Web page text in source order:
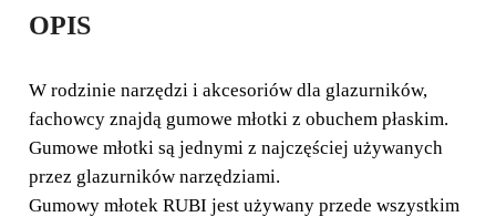
Z PŁASKIMI
OBUCHAMI
W rodzinie narzędzi i akcesoriów dla glazurników,
fachowcy znajdą gumowe młotki z obuchem płaskim.
OPIS
W rodzinie narzędzi i akcesoriów dla glazurników,
fachowcy znajdą gumowe młotki z obuchem płaskim.
Gumowe młotki są jednymi z najczęściej używanych
przez glazurników narzędziami.
Gumowy młotek RUBI jest używany przede wszystkim